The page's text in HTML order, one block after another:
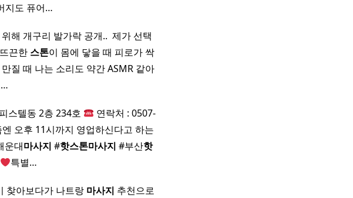
지도 퓨어…
해 개구리 발가락 공개.. ​ 제가 선택
끈한 스톤이 몸에 닿을 때 피로가 싹
질 때 나는 소리도 약간 ASMR 같아
…
스텔동 2층 234호
연락처 : 0507-
오후 11시까지 영업하신다고 하는
운대마사지 #핫스톤마사지 #부산핫
특별…
찾아보다가 나트랑 마사지 추천으로